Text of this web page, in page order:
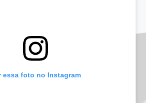
essa foto no Instagram